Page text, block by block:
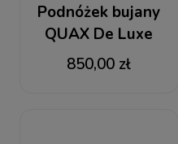
Podnóżek bujany
QUAX De Luxe
Saffran
850,00 zł